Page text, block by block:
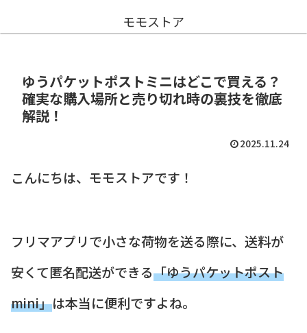
モモストア
ゆうパケットポストミニはどこで買える？
確実な購入場所と売り切れ時の裏技を徹底
解説！
2025.11.24
こんにちは、モモストアです！
フリマアプリで小さな荷物を送る際に、送料が
安くて匿名配送ができる「ゆうパケットポスト
mini」は本当に便利ですよね。